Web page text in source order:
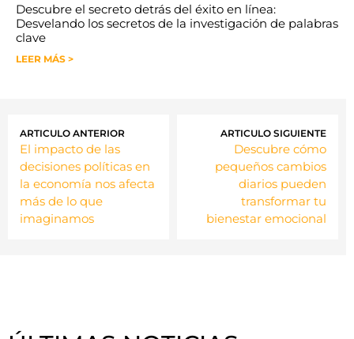
Descubre el secreto detrás del éxito en línea:
Desvelando los secretos de la investigación de palabras
clave
LEER MÁS >
ARTICULO ANTERIOR
El impacto de las
decisiones políticas en
la economía nos afecta
más de lo que
imaginamos
ARTICULO SIGUIENTE
Descubre cómo
pequeños cambios
diarios pueden
transformar tu
bienestar emocional